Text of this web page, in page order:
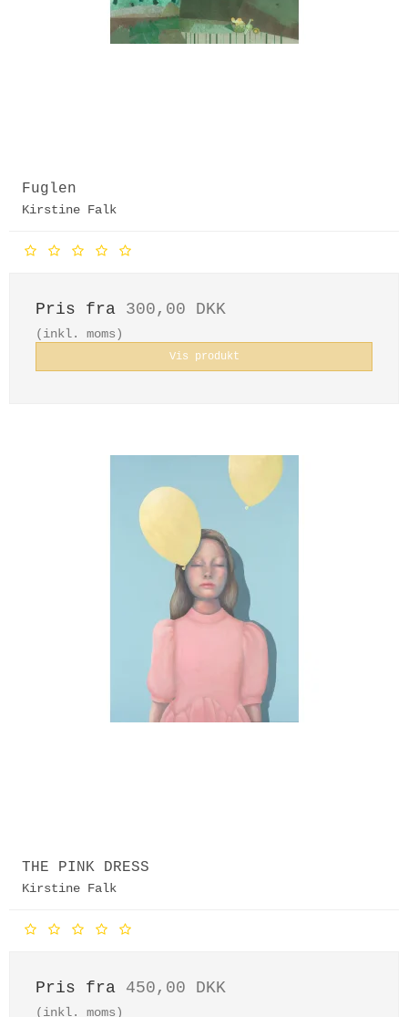
Fuglen
Kirstine Falk
Pris fra 300,00 DKK
(inkl. moms)
Vis produkt
THE PINK DRESS
Kirstine Falk
Pris fra 450,00 DKK
(inkl. moms)